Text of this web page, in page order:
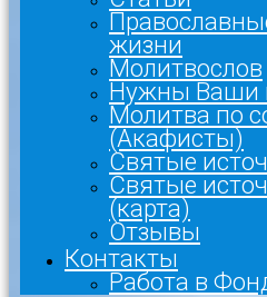
жизни
Молитвослов
Нужны Ваши
Молитва по
(Акафисты)
Святые
Святые
(карта)
Отзывы
Контакты
Работа в